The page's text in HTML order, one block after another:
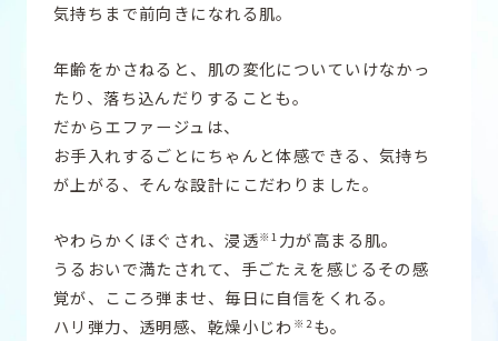
気持ちまで前向きになれる肌。
年齢をかさねると​、肌の変化についていけなかっ
たり、落ち込んだりすることも。
だからエファージュは、
お手入れするごとにちゃんと体感できる、気持ち
が上がる、 そんな設計​にこだわりました。
やわらかくほぐされ、浸透※1 力が高まる肌。
うるおいで満たされて、手ごたえを感じるその感
覚が、 こころ弾ませ、毎日に自信をくれる。
ハリ弾力、透明感、乾燥小じわ ※2も。